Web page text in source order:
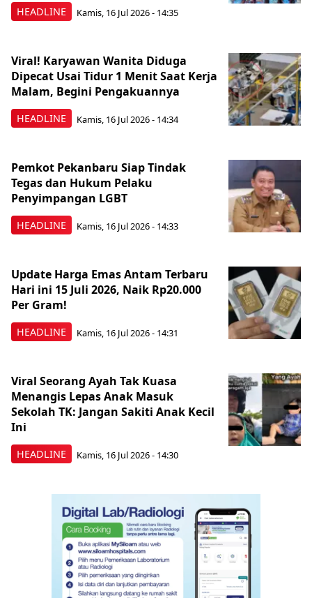
HEADLINE Kamis, 16 Jul 2026 - 14:35
HEADLINE
Viral! Karyawan Wanita Diduga
Dipecat Usai Tidur 1 Menit Saat Kerja
Malam, Begini Pengakuannya
Kamis, 16 Jul 2026 - 14:34
HEADLINE
Pemkot Pekanbaru Siap Tindak
Tegas dan Hukum Pelaku
Penyimpangan LGBT
Kamis, 16 Jul 2026 - 14:33
HEADLINE
Update Harga Emas Antam Terbaru
Hari ini 15 Juli 2026, Naik Rp20.000
Per Gram!
Kamis, 16 Jul 2026 - 14:31
HEADLINE
Viral Seorang Ayah Tak Kuasa
Menangis Lepas Anak Masuk
Sekolah TK: Jangan Sakiti Anak Kecil
Ini
Kamis, 16 Jul 2026 - 14:30